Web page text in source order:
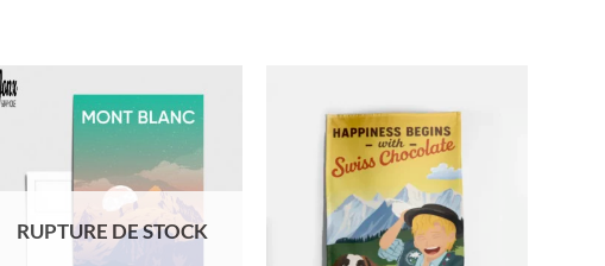
RUPTURE DE STOCK